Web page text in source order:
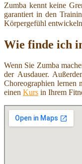
Zumba kennt keine
garantiert in den
Körpergefühl
Wie finde ich
Wenn Sie Zumba
der Ausdauer.
Choreographien lernen
einen Kurs in Ihrem